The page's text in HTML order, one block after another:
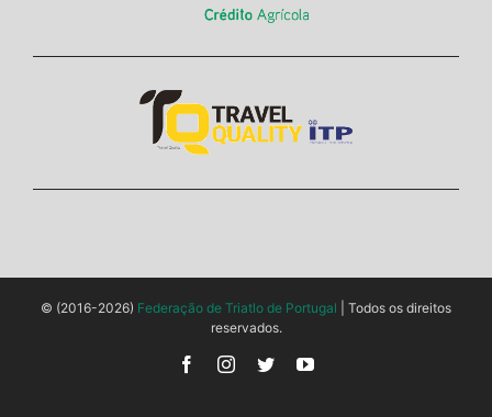
© (2016-2026) Federação de Triatlo de Portugal | Todos os direitos
reservados.
FacebookInstagram
TwitterYouTube